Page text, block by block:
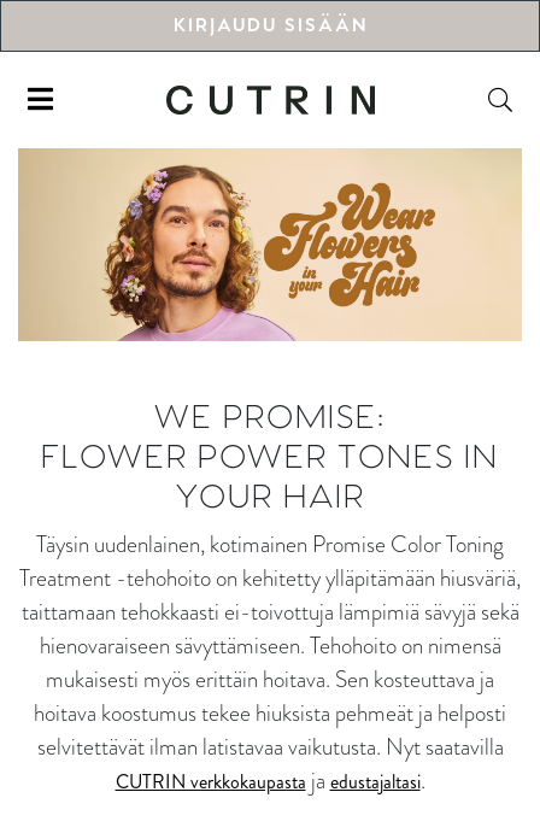
KIRJAUDU SISÄÄN
WE PROMISE:
FLOWER POWER TONES IN
YOUR HAIR
Täysin uudenlainen, kotimainen Promise Color Toning
Treatment -tehohoito on kehitetty ylläpitämään hiusväriä,
taittamaan tehokkaasti ei-toivottuja lämpimiä sävyjä sekä
hienovaraiseen sävyttämiseen. Tehohoito on nimensä
mukaisesti myös erittäin hoitava. Sen kosteuttava ja
hoitava koostumus tekee hiuksista pehmeät ja helposti
selvitettävät ilman latistavaa vaikutusta. Nyt saatavilla
CUTRIN verkkokaupasta ja edustajaltasi.